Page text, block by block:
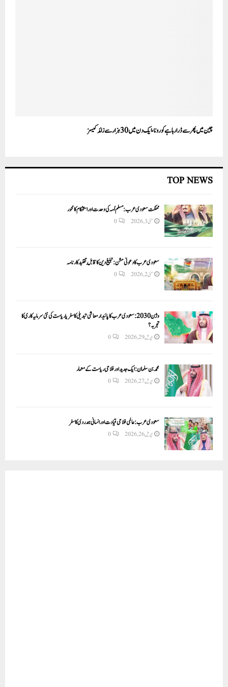
چین میں پھر سے ڈرا رہا ہے کورونا، ایک دن میں 30ہزار سے زائد کیسز
TOP NEWS
مملکت سعودی عرب: مسلم اُمہ کی وحدت اور استحکام کا محور
مئی 3, 2026 0
سعودی عرب کا دعوتی مشن: تبلیغ دین کا قابلِ تقلید کارنامہ
مئی 2, 2026 0
وژن 2030:سعودی عرب کا پائیدار معاشی تبدیلی کا سفر یا ریاست کی نئی سرمایہ کاری کا
تجربہ؟
اپریل 29, 2026 0
محمد بن سلمان: ایک جدید اور فلاحی ریاست کے معمار
اپریل 27, 2026 0
سعودی عرب: عالمی فلاحی قیادت اور انسانی ہمدردی کا سفر
اپریل 26, 2026 0